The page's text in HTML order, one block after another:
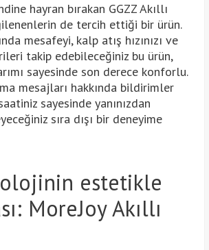
hayran bırakan GGZZ Akıllı
de tercih ettiği bir ürün.
mesafeyi, kalp atış hızınızı ve
takip edebileceğiniz bu ürün,
sayesinde son derece konforlu.
mesajları hakkında bildirimler
sayesinde yanınızdan
sıra dışı bir deneyime
estetikle
MoreJoy Akıllı